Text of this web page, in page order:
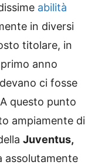
abilità
in diversi
titolare, in
anno
ci fosse
questo punto
ampiamente di
Juventus,
assolutamente